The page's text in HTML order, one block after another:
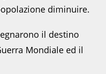
diminuire.
il destino
Mondiale ed il